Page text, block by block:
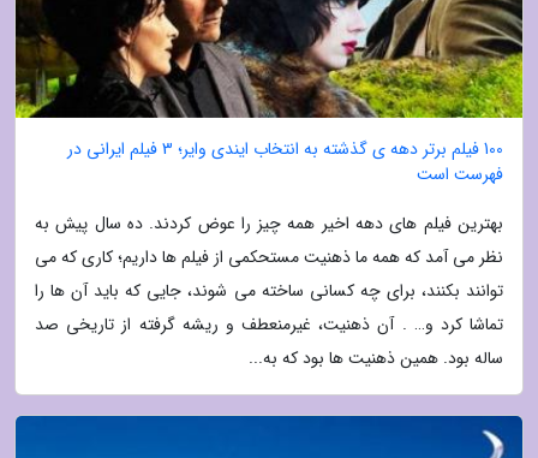
100 فیلم برتر دهه ی گذشته به انتخاب ایندی وایر؛ 3 فیلم ایرانی در
فهرست است
بهترین فیلم های دهه اخیر همه چیز را عوض کردند. ده سال پیش به
نظر می آمد که همه ما ذهنیت مستحکمی از فیلم ها داریم؛ کاری که می
توانند بکنند، برای چه کسانی ساخته می شوند، جایی که باید آن ها را
تماشا کرد و… . آن ذهنیت، غیرمنعطف و ریشه گرفته از تاریخی صد
ساله بود. همین ذهنیت ها بود که به...